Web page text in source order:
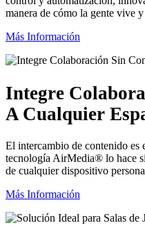
manera de cómo la gente vive
Más Información
Integre
A Cualquier
El intercambio de contenido es
tecnología AirMedia® lo hace
de cualquier dispositivo
Más Información